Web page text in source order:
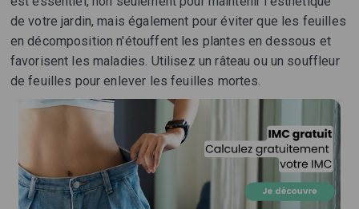
de votre jardin, mais également pour éviter que les feuilles
en décomposition n'étouffent les plantes en dessous et
favorisent les maladies. Utilisez un râteau ou un souffleur
de feuilles pour enlever les feuilles mortes.